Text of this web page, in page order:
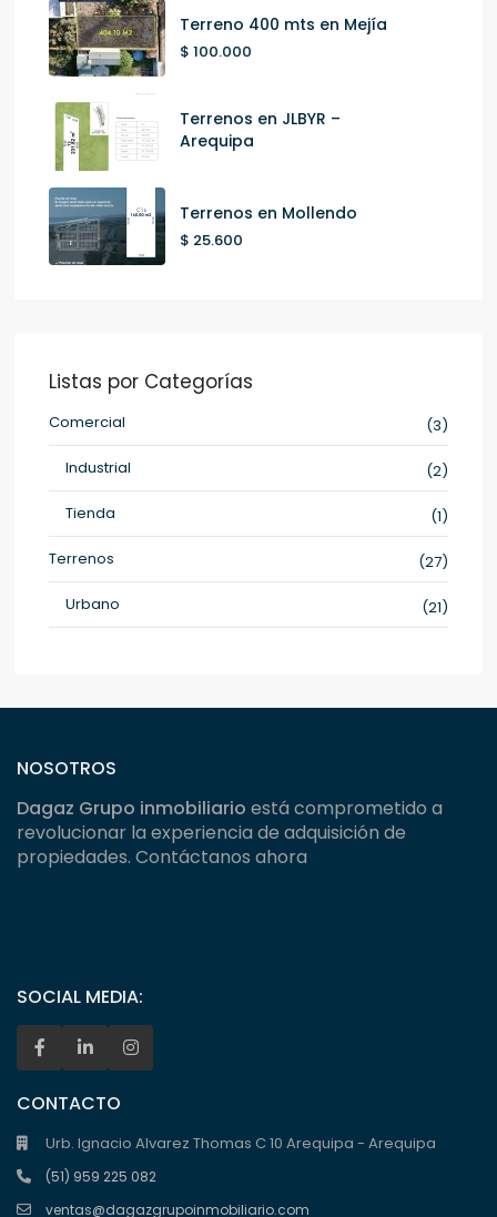
Terreno 400 mts en Mejía
$ 100.000
Terrenos en JLBYR –
Arequipa
Terrenos en Mollendo
$ 25.600
Listas por Categorías
Comercial
(3)
Industrial
(2)
Tienda
(1)
Terrenos
(27)
Urbano
(21)
NOSOTROS
Dagaz Grupo inmobiliario está comprometido a
revolucionar la experiencia de adquisición de
propiedades. Contáctanos ahora
SOCIAL MEDIA:
CONTACTO
Urb. Ignacio Alvarez Thomas C 10 Arequipa - Arequipa
(51) 959 225 082
ventas@dagazgrupoinmobiliario.com